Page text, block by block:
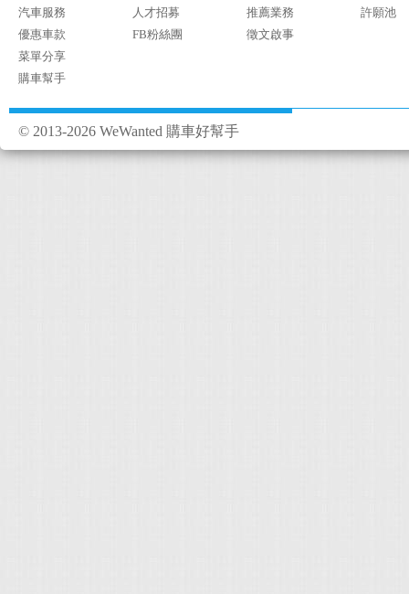
汽車服務
優惠車款
菜單分享
購車幫手
人才招募
FB粉絲團
推薦業務
徵文啟事
許願池
© 2013-2026 WeWanted 購車好幫手